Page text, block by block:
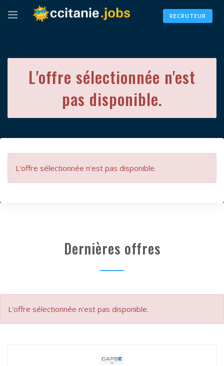
RECRUTEUR
L'offre sélectionnée n'est
pas disponible.
L'offre sélectionnée n'est pas disponible.
Dernières offres
L'offre sélectionnée n'est pas disponible.